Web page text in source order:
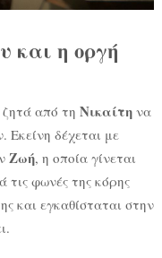
και η οργή
ζητά από τη Νικαίτηνα
Εκείνη δέχεται με
Ζωή, η οποία γίνεται
τις φωνές της κόρης
και εγκαθίσταται στην